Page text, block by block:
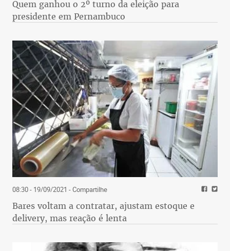
Quem ganhou o 2º turno da eleição para
presidente em Pernambuco
08:30 - 19/09/2021 - Compartilhe
Bares voltam a contratar, ajustam estoque e
delivery, mas reação é lenta